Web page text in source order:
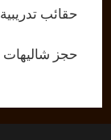
حقائب تدريبية
حجز شاليهات